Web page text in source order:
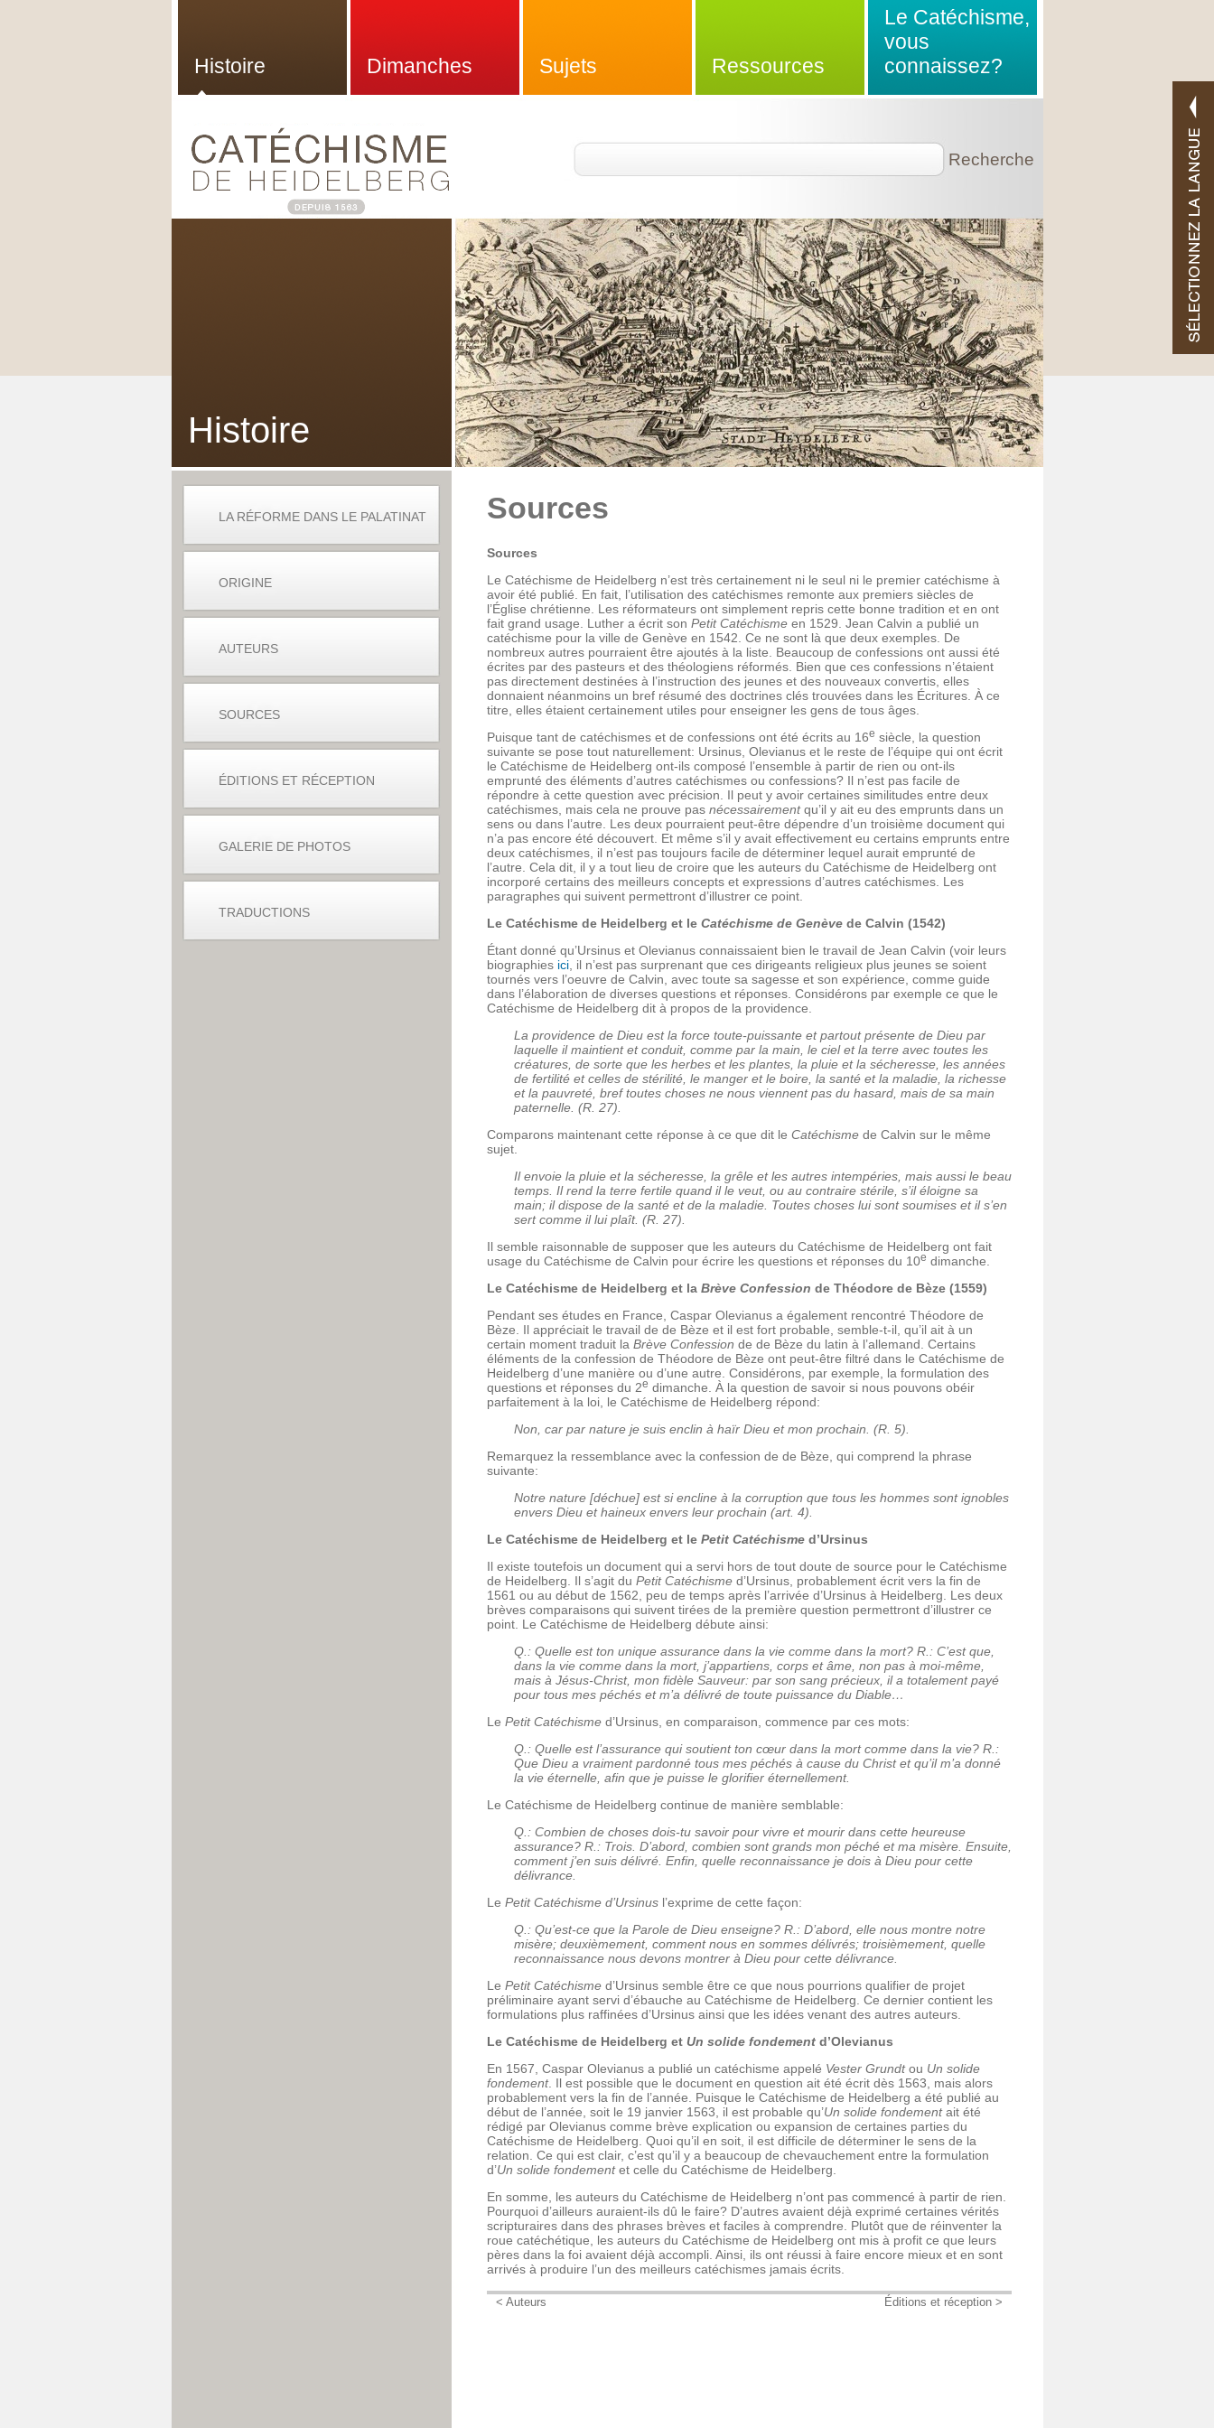
Histoire Dimanches Sujets Ressources
Le Catéchisme,
vous
connaissez?
Recherche
Histoire
Sources
Sources
Le Catéchisme de Heidelberg n’est très certainement ni le seul ni le premier catéchisme à
avoir été publié. En fait, l’utilisation des catéchismes remonte aux premiers siècles de
l’Église chrétienne. Les réformateurs ont simplement repris cette bonne tradition et en ont
fait grand usage. Luther a écrit son Petit Catéchisme en 1529. Jean Calvin a publié un
catéchisme pour la ville de Genève en 1542. Ce ne sont là que deux exemples. De
nombreux autres pourraient être ajoutés à la liste. Beaucoup de confessions ont aussi été
écrites par des pasteurs et des théologiens réformés. Bien que ces confessions n’étaient
pas directement destinées à l’instruction des jeunes et des nouveaux convertis, elles
donnaient néanmoins un bref résumé des doctrines clés trouvées dans les Écritures. À ce
titre, elles étaient certainement utiles pour enseigner les gens de tous âges.
Puisque tant de catéchismes et de confessions ont été écrits au 16e siècle, la question
suivante se pose tout naturellement: Ursinus, Olevianus et le reste de l’équipe qui ont écrit
le Catéchisme de Heidelberg ont-ils composé l’ensemble à partir de rien ou ont-ils
emprunté des éléments d’autres catéchismes ou confessions? Il n’est pas facile de
répondre à cette question avec précision. Il peut y avoir certaines similitudes entre deux
catéchismes, mais cela ne prouve pas nécessairementqu’il y ait eu des emprunts dans un
sens ou dans l’autre. Les deux pourraient peut-être dépendre d’un troisième document qui
n’a pas encore été découvert. Et même s’il y avait effectivement eu certains emprunts entre
deux catéchismes, il n’est pas toujours facile de déterminer lequel aurait emprunté de
l’autre. Cela dit, il y a tout lieu de croire que les auteurs du Catéchisme de Heidelberg ont
incorporé certains des meilleurs concepts et expressions d’autres catéchismes. Les
paragraphes qui suivent permettront d’illustrer ce point.
Le Catéchisme de Heidelberg et le Catéchisme de Genèvede Calvin (1542)
Étant donné qu’Ursinus et Olevianus connaissaient bien le travail de Jean Calvin (voir leurs
biographies ici, il n’est pas surprenant que ces dirigeants religieux plus jeunes se soient
tournés vers l’oeuvre de Calvin, avec toute sa sagesse et son expérience, comme guide
dans l’élaboration de diverses questions et réponses. Considérons par exemple ce que le
Catéchisme de Heidelberg dit à propos de la providence.
La providence de Dieu est la force toute-puissante et partout présente de Dieu par
laquelle il maintient et conduit, comme par la main, le ciel et la terre avec toutes les
créatures, de sorte que les herbes et les plantes, la pluie et la sécheresse, les années
de fertilité et celles de stérilité, le manger et le boire, la santé et la maladie, la richesse
et la pauvreté, bref toutes choses ne nous viennent pas du hasard, mais de sa main
paternelle. (R. 27).
Comparons maintenant cette réponse à ce que dit le Catéchisme de Calvin sur le même
sujet.
Il envoie la pluie et la sécheresse, la grêle et les autres intempéries, mais aussi le beau
temps. Il rend la terre fertile quand il le veut, ou au contraire stérile, s’il éloigne sa
main; il dispose de la santé et de la maladie. Toutes choses lui sont soumises et il s’en
sert comme il lui plaît. (R. 27).
Il semble raisonnable de supposer que les auteurs du Catéchisme de Heidelberg ont fait
usage du Catéchisme de Calvin pour écrire les questions et réponses du 10e dimanche.
Le Catéchisme de Heidelberg et la Brève Confession de Théodore de Bèze (1559)
Pendant ses études en France, Caspar Olevianus a également rencontré Théodore de
Bèze. Il appréciait le travail de de Bèze et il est fort probable, semble-t-il, qu’il ait à un
certain moment traduit la Brève Confession de de Bèze du latin à l’allemand. Certains
éléments de la confession de Théodore de Bèze ont peut-être filtré dans le Catéchisme de
Heidelberg d’une manière ou d’une autre. Considérons, par exemple, la formulation des
questions et réponses du 2e dimanche. À la question de savoir si nous pouvons obéir
parfaitement à la loi, le Catéchisme de Heidelberg répond:
Non, car par nature je suis enclin à haïr Dieu et mon prochain. (R. 5).
Remarquez la ressemblance avec la confession de de Bèze, qui comprend la phrase
suivante:
Notre nature [déchue] est si encline à la corruption que tous les hommes sont ignobles
envers Dieu et haineux envers leur prochain (art. 4).
Le Catéchisme de Heidelberg et le Petit Catéchismed’Ursinus
Il existe toutefois un document qui a servi hors de tout doute de source pour le Catéchisme
de Heidelberg. Il s’agit du Petit Catéchismed’Ursinus, probablement écrit vers la fin de
1561 ou au début de 1562, peu de temps après l’arrivée d’Ursinus à Heidelberg. Les deux
brèves comparaisons qui suivent tirées de la première question permettront d’illustrer ce
point. Le Catéchisme de Heidelberg débute ainsi:
Q.: Quelle est ton unique assurance dans la vie comme dans la mort? R.: C’est que,
dans la vie comme dans la mort, j’appartiens, corps et âme, non pas à moi-même,
mais à Jésus-Christ, mon fidèle Sauveur: par son sang précieux, il a totalement payé
pour tous mes péchés et m’a délivré de toute puissance du Diable…
Le Petit Catéchisme d’Ursinus, en comparaison, commence par ces mots:
Q.: Quelle est l’assurance qui soutient ton cœur dans la mort comme dans la vie? R.:
Que Dieu a vraiment pardonné tous mes péchés à cause du Christ et qu’il m’a donné
la vie éternelle, afin que je puisse le glorifier éternellement.
Le Catéchisme de Heidelberg continue de manière semblable:
Q.: Combien de choses dois-tu savoir pour vivre et mourir dans cette heureuse
assurance? R.: Trois. D’abord, combien sont grands mon péché et ma misère. Ensuite,
comment j’en suis délivré. Enfin, quelle reconnaissance je dois à Dieu pour cette
délivrance.
Le Petit Catéchisme d’Ursinusl’exprime de cette façon:
Q.: Qu’est-ce que la Parole de Dieu enseigne? R.: D’abord, elle nous montre notre
misère; deuxièmement, comment nous en sommes délivrés; troisièmement, quelle
reconnaissance nous devons montrer à Dieu pour cette délivrance.
Le Petit Catéchisme d’Ursinus semble être ce que nous pourrions qualifier de projet
préliminaire ayant servi d’ébauche au Catéchisme de Heidelberg. Ce dernier contient les
formulations plus raffinées d’Ursinus ainsi que les idées venant des autres auteurs.
Le Catéchisme de Heidelberg et Un solide fondementd’Olevianus
En 1567, Caspar Olevianus a publié un catéchisme appelé Vester Grundtou Un solide
fondement. Il est possible que le document en question ait été écrit dès 1563, mais alors
probablement vers la fin de l’année. Puisque le Catéchisme de Heidelberg a été publié au
début de l’année, soit le 19 janvier 1563, il est probable qu’Un solide fondementait été
rédigé par Olevianus comme brève explication ou expansion de certaines parties du
Catéchisme de Heidelberg. Quoi qu’il en soit, il est difficile de déterminer le sens de la
relation. Ce qui est clair, c’est qu’il y a beaucoup de chevauchement entre la formulation
d’Un solide fondementet celle du Catéchisme de Heidelberg.
En somme, les auteurs du Catéchisme de Heidelberg n’ont pas commencé à partir de rien.
Pourquoi d’ailleurs auraient-ils dû le faire? D’autres avaient déjà exprimé certaines vérités
scripturaires dans des phrases brèves et faciles à comprendre. Plutôt que de réinventer la
roue catéchétique, les auteurs du Catéchisme de Heidelberg ont mis à profit ce que leurs
pères dans la foi avaient déjà accompli. Ainsi, ils ont réussi à faire encore mieux et en sont
arrivés à produire l’un des meilleurs catéchismes jamais écrits.
< Auteurs Éditions et réception >
LA RÉFORME DANS LE PALATINAT
ORIGINE
AUTEURS
SOURCES
ÉDITIONS ET RÉCEPTION
GALERIE DE PHOTOS
TRADUCTIONS